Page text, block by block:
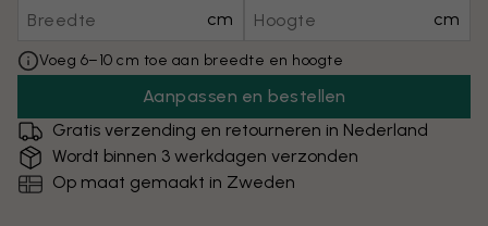
cm
cm
Voeg 6–10 cm toe aan breedte en hoogte
Aanpassen en bestellen
Gratis verzending en retourneren in Nederland
Wordt binnen 3 werkdagen verzonden
Op maat gemaakt in Zweden